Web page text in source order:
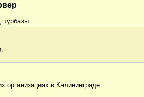
турбазы.
организациях в Калининграде.